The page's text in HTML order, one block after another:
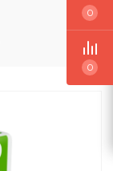
0
0